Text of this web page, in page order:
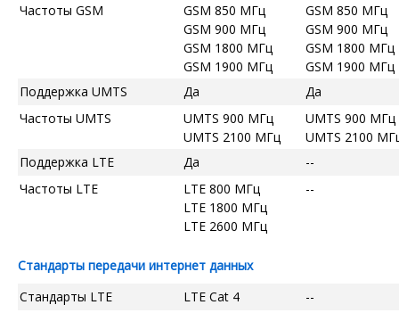
Частоты GSM
GSM 850 МГц
GSM 900 МГц
GSM 1800 МГц
GSM 1900 МГц
GSM 850 МГц
GSM 900 МГц
GSM 1800 МГц
GSM 1900 МГц
Поддержка UMTS
Да
Да
Частоты UMTS
UMTS 900 МГц
UMTS 2100 МГц
UMTS 900 МГц
UMTS 2100
Поддержка LTE
Да
--
Частоты LTE
LTE 800 МГц
LTE 1800 МГц
LTE 2600 МГц
--
Стандарты передачи интернет данных
Стандарты LTE
LTE Cat 4
--